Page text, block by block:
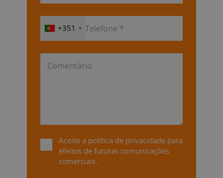
+351
Aceito a política de privacidade para
efeitos de futuras comunicações
comerciais.